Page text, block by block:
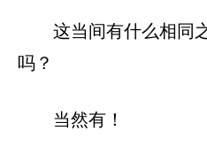
这当间有什么相同
吗？
当然有！